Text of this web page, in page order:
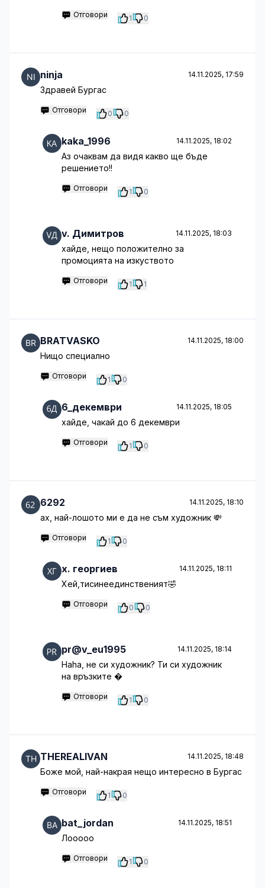
Отговори 1 0
ninja 14.11.2025, 17:59
Здравей Бургас
Отговори 0 0
kaka_1996 14.11.2025, 18:02
Аз очаквам да видя какво ще бъде
решението!!
Отговори 1 0
v. Димитров 14.11.2025, 18:03
хайде, нещо положително за
промоцията на изкуството
Отговори 1 1
BRATVASKO 14.11.2025, 18:00
Нищо специално
Отговори 1 0
6_декември 14.11.2025, 18:05
хайде, чакай до 6 декември
Отговори 1 0
6292 14.11.2025, 18:10
ах, най-лошото ми е да не съм художник 💸
Отговори 1 0
x. георгиев 14.11.2025, 18:11
Хей,тисинеединственият🤣
Отговори 0 0
pr@v_eu1995 14.11.2025, 18:14
Haha, не си художник? Ти си художник
на връзките �
Отговори 1 0
THEREALIVAN 14.11.2025, 18:48
Боже мой, най-накрая нещо интересно в Бургас
Отговори 1 0
bat_jordan 14.11.2025, 18:51
Лооооо
Отговори 1 0